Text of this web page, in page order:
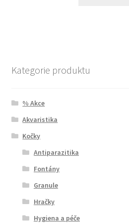
Kategorie produktu
% Akce
Akvaristika
Kočky
Antiparazitika
Fontány
Granule
Hračky
Hygiena a péče